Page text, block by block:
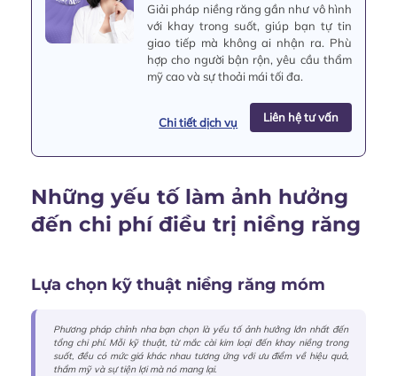
Giải pháp niềng răng gần như vô hình
với khay trong suốt, giúp bạn tự tin
giao tiếp mà không ai nhận ra. Phù
hợp cho người bận rộn, yêu cầu thẩm
mỹ cao và sự thoải mái tối đa.
Chi tiết dịch vụ Liên hệ tư vấn
Những yếu tố làm ảnh hưởng
đến chi phí điều trị niềng răng
Lựa chọn kỹ thuật niềng răng móm
Phương pháp chỉnh nha bạn chọn là yếu tố ảnh hưởng lớn nhất đến
tổng chi phí. Mỗi kỹ thuật, từ mắc cài kim loại đến khay niềng trong
suốt, đều có mức giá khác nhau tương ứng với ưu điểm về hiệu quả,
thẩm mỹ và sự tiện lợi mà nó mang lại.